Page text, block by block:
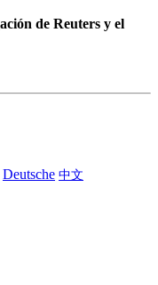
de Reuters y el
Deutsche 中文